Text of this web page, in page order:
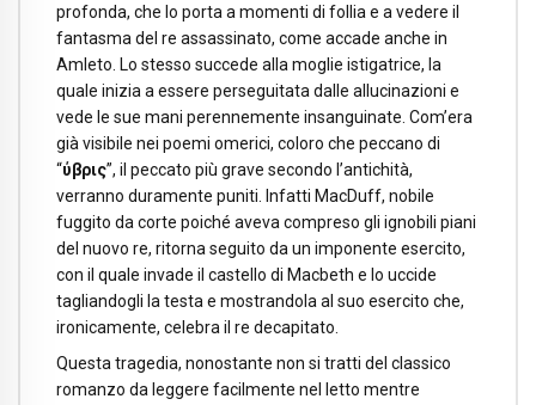
profonda, che lo porta a momenti di follia e a vedere il
fantasma del re assassinato, come accade anche in
Amleto. Lo stesso succede alla moglie istigatrice, la
quale inizia a essere perseguitata dalle allucinazioni e
vede le sue mani perennemente insanguinate. Com’era
già visibile nei poemi omerici, coloro che peccano di
“ύβρις”, il peccato più grave secondo l’antichità,
verranno duramente puniti. Infatti MacDuff, nobile
fuggito da corte poiché aveva compreso gli ignobili piani
del nuovo re, ritorna seguito da un imponente esercito,
con il quale invade il castello di Macbeth e lo uccide
tagliandogli la testa e mostrandola al suo esercito che,
ironicamente, celebra il re decapitato.
Questa tragedia, nonostante non si tratti del classico
romanzo da leggere facilmente nel letto mentre